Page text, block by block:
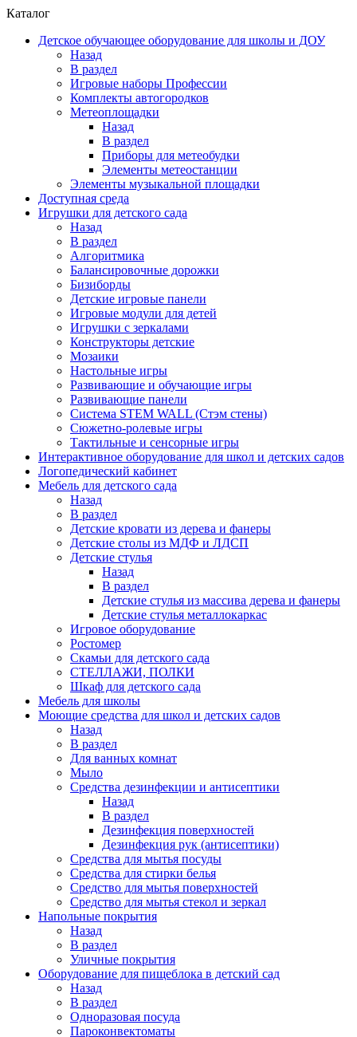
Каталог
Детское обучающее оборудование для школы и ДОУ
Назад
В раздел
Игровые наборы Профессии
Комплекты автогородков
Метеоплощадки
Назад
В раздел
Приборы для метеобудки
Элементы метеостанции
Элементы музыкальной площадки
Доступная среда
Игрушки для детского сада
Назад
В раздел
Алгоритмика
Балансировочные дорожки
Бизиборды
Детские игровые панели
Игровые модули для детей
Игрушки с зеркалами
Конструкторы детские
Мозаики
Настольные игры
Развивающие и обучающие игры
Развивающие панели
Система STEM WALL (Cтэм стены)
Сюжетно-ролевые игры
Тактильные и сенсорные игры
Интерактивное оборудование для школ и детских садов
Логопедический кабинет
Мебель для детского сада
Назад
В раздел
Детские кровати из дерева и фанеры
Детские столы из МДФ и ЛДСП
Детские стулья
Назад
В раздел
Детские стулья из массива дерева и фанеры
Детские стулья металлокаркас
Игровое оборудование
Ростомер
Скамьи для детского сада
СТЕЛЛАЖИ, ПОЛКИ
Шкаф для детского сада
Мебель для школы
Моющие средства для школ и детских садов
Назад
В раздел
Для ванных комнат
Мыло
Средства дезинфекции и антисептики
Назад
В раздел
Дезинфекция поверхностей
Дезинфекция рук (антисептики)
Средства для мытья посуды
Средства для стирки белья
Средство для мытья поверхностей
Средство для мытья стекол и зеркал
Напольные покрытия
Назад
В раздел
Уличные покрытия
Оборудование для пищеблока в детский сад
Назад
В раздел
Одноразовая посуда
Пароконвектоматы